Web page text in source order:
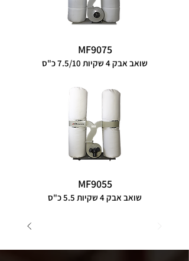
MF9075
שואב אבק 4 שקיות 7.5/10 כ"ס
MF9055
שואב אבק 4 שקיות 5.5 כ"ס